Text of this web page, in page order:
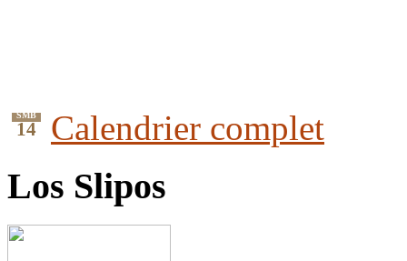
SMB
14 Calendrier complet
Los Slipos